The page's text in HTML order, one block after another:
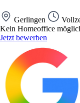
Gerlingen
Kein Homeoffice
Jetzt bewerben